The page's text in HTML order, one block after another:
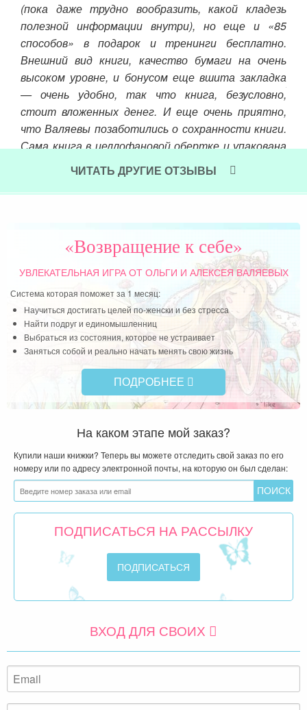
я
(пока даже трудно вообразить, какой кладезь
полезной информации внутри), но еще и «85
способов» в подарок и тренинги бесплатно.
Внешний вид книги, качество бумаги на очень
высоком уровне, и бонусом еще вшита закладка
— очень удобно, так что книга, безусловно,
стоит вложенных денег. И еще очень приятно,
что Валяевы позаботились о сохранности книги.
Сама книга в целлофановой обертке и упакована
в прочную картонную коробку, а не в пакет.
Читать далее »
ЧИТАТЬ ДРУГИЕ ОТЗЫВЫ
«Возвращение к себе»
УВЛЕКАТЕЛЬНАЯ ИГРАОТ ОЛЬГИ И АЛЕКСЕЯ ВАЛЯЕВЫХ
Система которая поможет за 1 месяц:
Научиться достигать целей по-женски и без стресса
Найти подруг и единомышленниц
Выбраться из состояния, которое не устраивает
Заняться собой и реально начать менять свою жизнь
ПОДРОБНЕЕ
На каком этапе мой заказ?
Купили наши книжки? Теперь вы можете отследить свой заказ по его
номеру или по адресу электронной почты, на которую он был сделан:
ПОДПИСАТЬСЯ НА РАССЫЛКУ
ВХОД ДЛЯ СВОИХ